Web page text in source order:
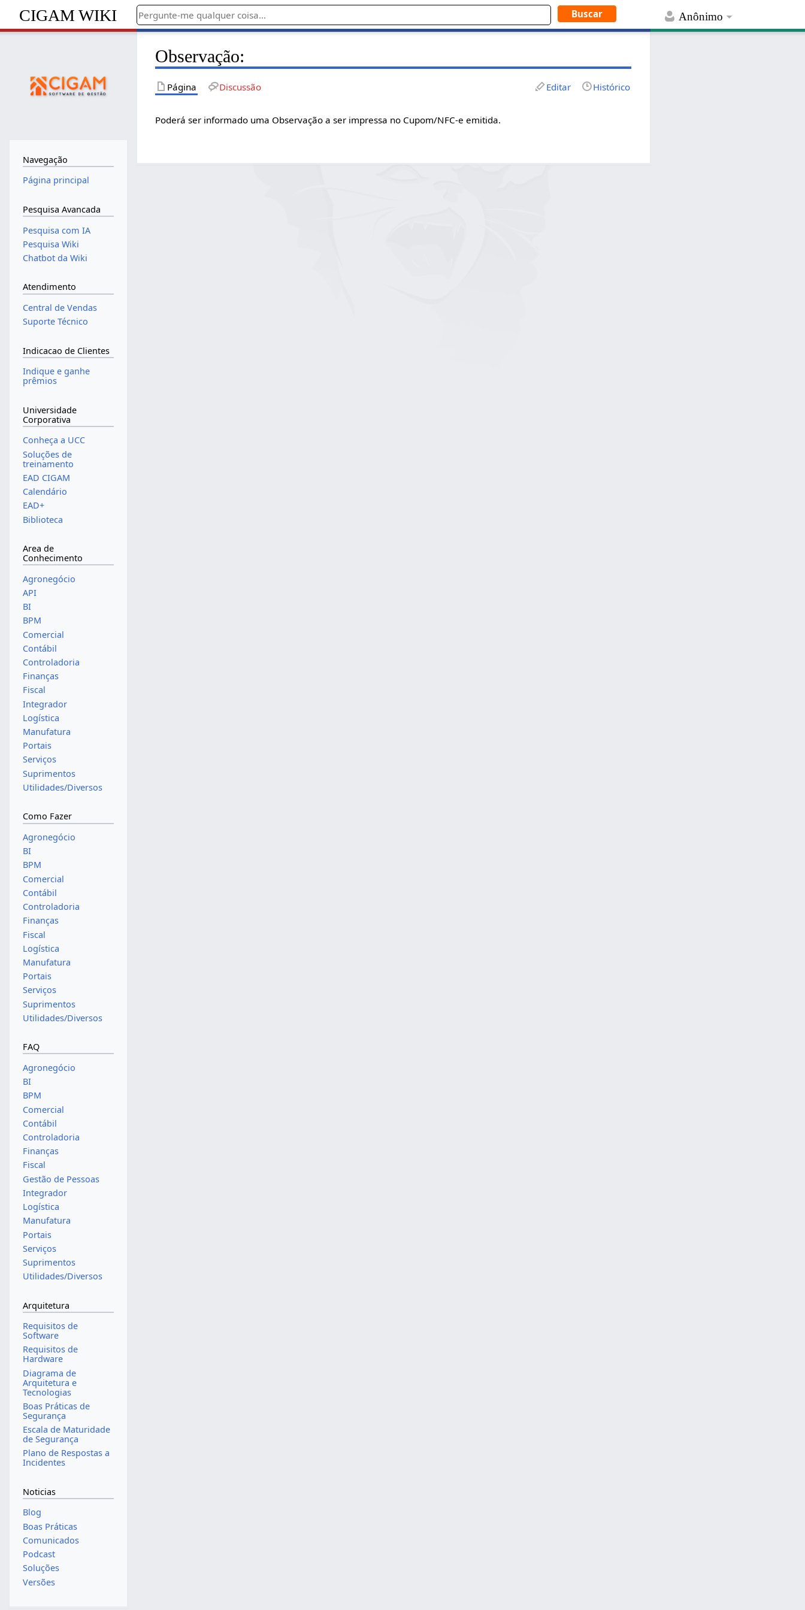
Anônimo
CIGAM WIKI
Observação:
Página Discussão Editar Histórico
Poderá ser informado uma Observação a ser impressa no Cupom/NFC-e emitida.
Navegação
Página principal
Pesquisa Avancada
Pesquisa com IA
Pesquisa Wiki
Chatbot da Wiki
Atendimento
Central de Vendas
Suporte Técnico
Indicacao de Clientes
Indique e ganhe
prêmios
Universidade
Corporativa
Conheça a UCC
Soluções de
treinamento
EAD CIGAM
Calendário
EAD+
Biblioteca
Area de
Conhecimento
Agronegócio
API
BI
BPM
Comercial
Contábil
Controladoria
Finanças
Fiscal
Integrador
Logística
Manufatura
Portais
Serviços
Suprimentos
Utilidades/Diversos
Como Fazer
Agronegócio
BI
BPM
Comercial
Contábil
Controladoria
Finanças
Fiscal
Logística
Manufatura
Portais
Serviços
Suprimentos
Utilidades/Diversos
FAQ
Agronegócio
BI
BPM
Comercial
Contábil
Controladoria
Finanças
Fiscal
Gestão de Pessoas
Integrador
Logística
Manufatura
Portais
Serviços
Suprimentos
Utilidades/Diversos
Arquitetura
Requisitos de
Software
Requisitos de
Hardware
Diagrama de
Arquitetura e
Tecnologias
Boas Práticas de
Segurança
Escala de Maturidade
de Segurança
Plano de Respostas a
Incidentes
Noticias
Blog
Boas Práticas
Comunicados
Podcast
Soluções
Versões